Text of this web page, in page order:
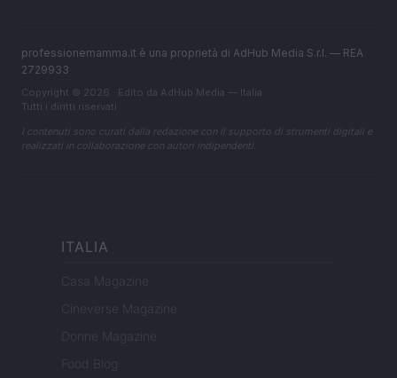
professionemamma.it è una proprietà di AdHub Media S.r.l. — REA
2729933
Copyright © 2026 · Edito da AdHub Media — Italia
Tutti i diritti riservati
I contenuti sono curati dalla redazione con il supporto di strumenti digitali e
realizzati in collaborazione con autori indipendenti.
ITALIA
Casa Magazine
Cineverse Magazine
Donne Magazine
Food Blog